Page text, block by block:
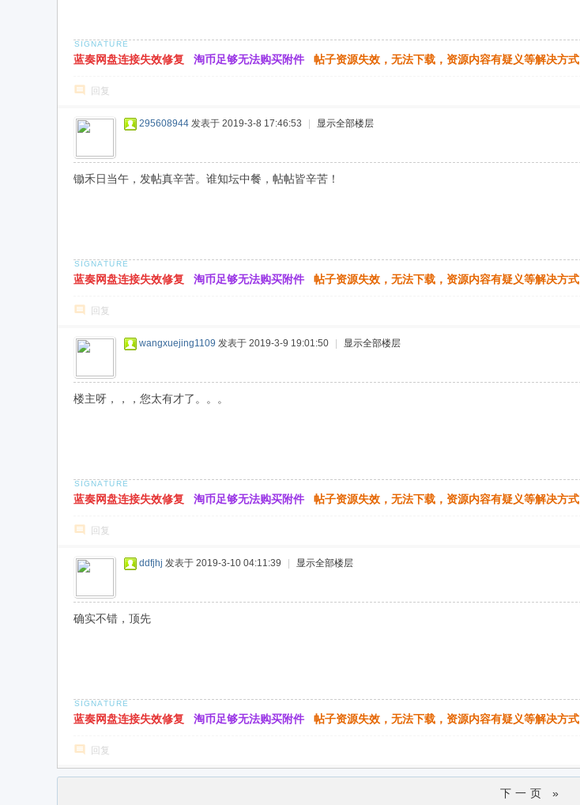
蓝奏网盘连接失效修复 淘币足够无法购买附件 帖子资源失效，无法下载，资源内容有疑义等解决方式
回复
295608944 发表于 2019-3-8 17:46:53 显示全部楼层
锄禾日当午，发帖真辛苦。谁知坛中餐，帖帖皆辛苦！
蓝奏网盘连接失效修复 淘币足够无法购买附件 帖子资源失效，无法下载，资源内容有疑义等解决方式
回复
wangxuejing1109 发表于 2019-3-9 19:01:50 显示全部楼层
楼主呀，，，您太有才了。。。
蓝奏网盘连接失效修复 淘币足够无法购买附件 帖子资源失效，无法下载，资源内容有疑义等解决方式
回复
ddfjhj 发表于 2019-3-10 04:11:39 显示全部楼层
确实不错，顶先
蓝奏网盘连接失效修复 淘币足够无法购买附件 帖子资源失效，无法下载，资源内容有疑义等解决方式
回复
下一页 »